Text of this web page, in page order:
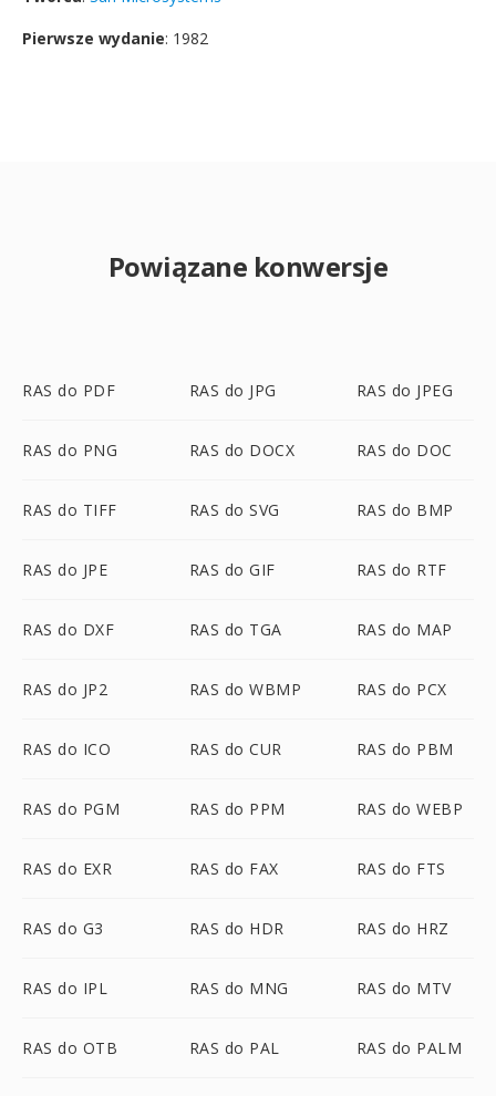
Pierwsze wydanie: 1982
Powiązane konwersje
RAS do PDF RAS do JPG RAS do JPEG
RAS do PNG RAS do DOCX RAS do DOC
RAS do TIFF RAS do SVG RAS do BMP
RAS do JPE RAS do GIF RAS do RTF
RAS do DXF RAS do TGA RAS do MAP
RAS do JP2 RAS do WBMP RAS do PCX
RAS do ICO RAS do CUR RAS do PBM
RAS do PGM RAS do PPM RAS do WEBP
RAS do EXR RAS do FAX RAS do FTS
RAS do G3 RAS do HDR RAS do HRZ
RAS do IPL RAS do MNG RAS do MTV
RAS do OTB RAS do PAL RAS do PALM